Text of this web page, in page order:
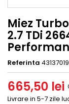
Miez Turbo
2.7 TDi
Referinta
665,50 lei
Livrare in 5-7 zile